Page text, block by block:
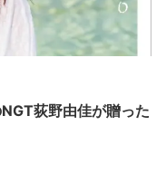
荻野由佳が贈った